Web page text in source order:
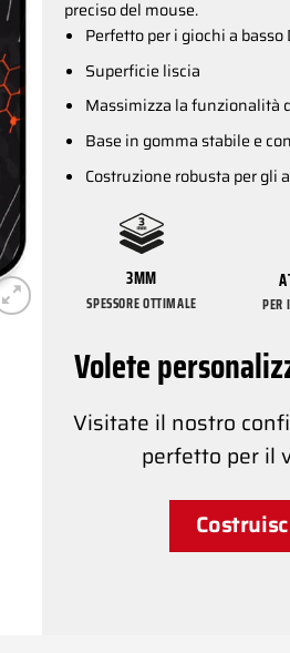
preciso del mouse.
Perfetto per i giochi a basso
Superficie liscia
Massimizza la funzionalità
Base in gomma stabile e
Costruzione robusta per gli
3MM
SPESSORE OTTIMALE PER
Volete
Visitate il nostro
perfetto per il